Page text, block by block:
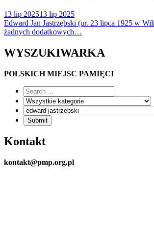
13 lip 202513 lip 2025
Edward Jan Jastrzębski (ur. 23 lipca 1925 w
żadnych dodatkowych…
WYSZUKIWARKA
POLSKICH MIEJSC PAMIĘCI
Kontakt
kontakt@pmp.org.pl